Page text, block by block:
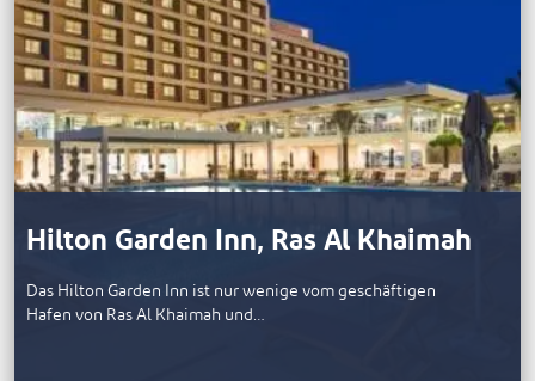
Hilton Garden Inn, Ras Al Khaimah
Das Hilton Garden Inn ist nur wenige vom geschäftigen
Hafen von Ras Al Khaimah und…